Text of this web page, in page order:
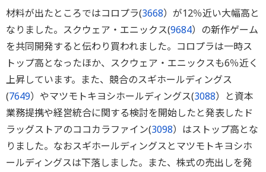
材料が出たところではコロプラ(3668）が12％近い大幅高と
なりました。スクウェア・エニックス(9684）の新作ゲーム
を共同開発すると伝わり買われました。コロプラは一時ス
トップ高となったほか、スクウェア・エニックスも6％近く
上昇しています。また、競合のスギホールディングス
(7649）やマツモトキヨシホールディングス(3088）と資本
業務提携や経営統合に関する検討を開始したと発表したド
ラッグストアのココカラファイン(3098）はストップ高とな
りました。なおスギホールディングスとマツモトキヨシホ
ールディングスは下落しました。また、株式の売出しを発